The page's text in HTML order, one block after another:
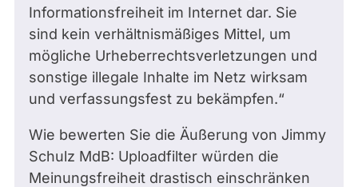
Informationsfreiheit im Internet dar. Sie
sind kein verhältnismäßiges Mittel, um
mögliche Urheberrechtsverletzungen und
sonstige illegale Inhalte im Netz wirksam
und verfassungsfest zu bekämpfen.“
Wie bewerten Sie die Äußerung von Jimmy
Schulz MdB: Uploadfilter würden die
Meinungsfreiheit drastisch einschränken